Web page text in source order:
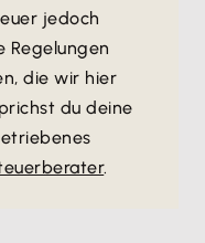
jedoch
Regelungen
die wir hier
du deine
.